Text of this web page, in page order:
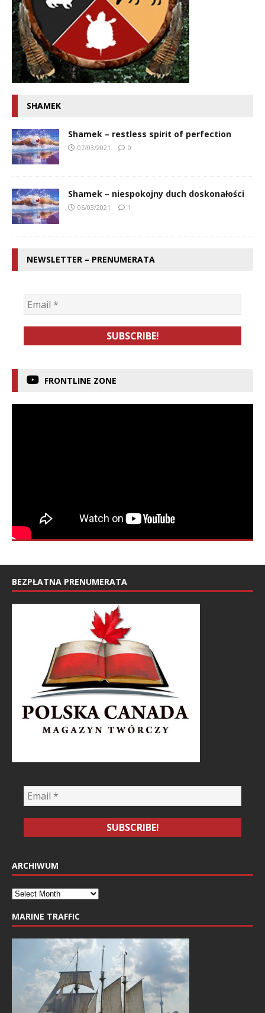
SHAMEK
Shamek – restless spirit of perfection
07/03/2021 0
Shamek – niespokojny duch doskonałości
06/03/2021 1
NEWSLETTER – PRENUMERATA
FRONTLINE ZONE
BEZPŁATNA PRENUMERATA
ARCHIWUM
MARINE TRAFFIC